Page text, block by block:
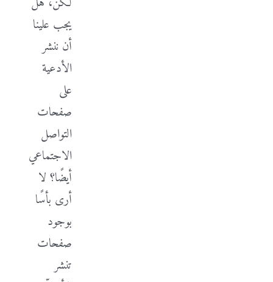
يجب علينا
أن ننشر
الأدعية
على
صفحات
التواصل
الاجتماعي
أيضًا؟ لا
أرى بأسًا
بوجود
صفحات
تنشر